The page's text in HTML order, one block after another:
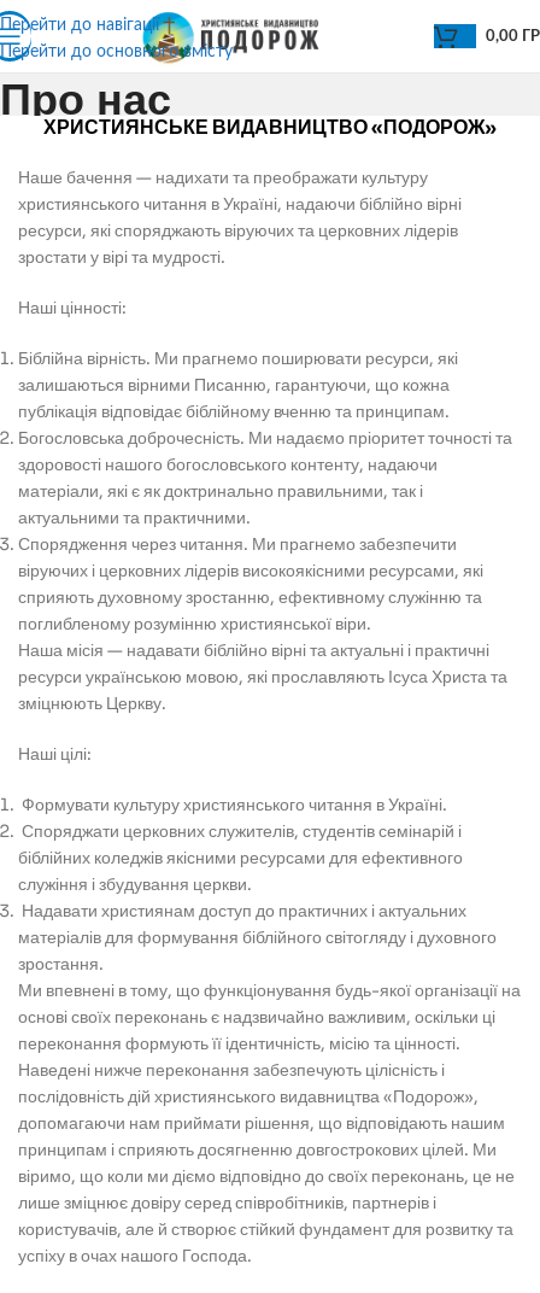
Перейти до навігації
Перейти до основного вмісту
0,00
Про нас
Головна Про нас
ХРИСТИЯНСЬКЕ ВИДАВНИЦТВО «ПОДОРОЖ»
Наше бачення — надихати та преображати культуру
християнського читання в Україні, надаючи біблійно вірні
ресурси, які споряджають віруючих та церковних лідерів
зростати у вірі та мудрості.
Наші цінності:
Біблійна вірність. Ми прагнемо поширювати ресурси, які
залишаються вірними Писанню, гарантуючи, що кожна
публікація відповідає біблійному вченню та принципам.
Богословська доброчесність. Ми надаємо пріоритет точності та
здоровості нашого богословського контенту, надаючи
матеріали, які є як доктринально правильними, так і
актуальними та практичними.
Спорядження через читання. Ми прагнемо забезпечити
віруючих і церковних лідерів високоякісними ресурсами, які
сприяють духовному зростанню, ефективному служінню та
поглибленому розумінню християнської віри.
Наша місія — надавати біблійно вірні та актуальні і практичні
ресурси українською мовою, які прославляють Ісуса Христа та
зміцнюють Церкву.
Наші цілі:
Формувати культуру християнського читання в Україні.
Споряджати церковних служителів, студентів семінарій і
біблійних коледжів якісними ресурсами для ефективного
служіння і збудування церкви.
Надавати християнам доступ до практичних і актуальних
матеріалів для формування біблійного світогляду і духовного
зростання.
Ми впевнені в тому, що функціонування будь-якої організації на
основі своїх переконань є надзвичайно важливим, оскільки ці
переконання формують її ідентичність, місію та цінності.
Наведені нижче переконання забезпечують цілісність і
послідовність дій християнського видавництва «Подорож»,
допомагаючи нам приймати рішення, що відповідають нашим
принципам і сприяють досягненню довгострокових цілей. Ми
віримо, що коли ми діємо відповідно до своїх переконань, це не
лише зміцнює довіру серед співробітників, партнерів і
користувачів, але й створює стійкий фундамент для розвитку та
успіху в очах нашого Господа.